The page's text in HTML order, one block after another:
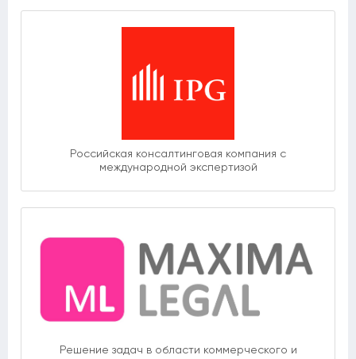
Российская консалтинговая компания с
международной экспертизой
Решение задач в области коммерческого и